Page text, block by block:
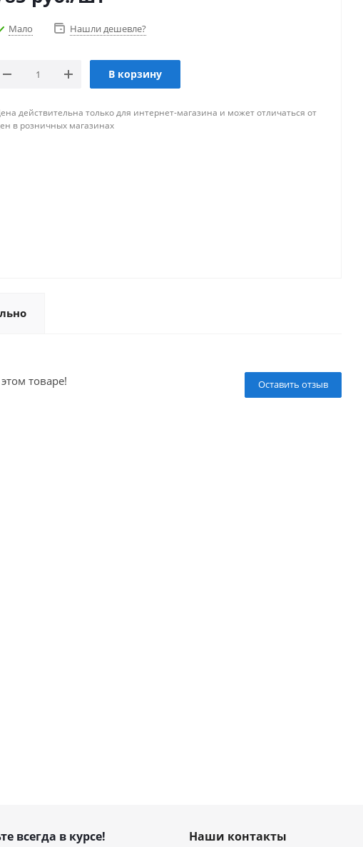
Мало Нашли дешевле?
В корзину
действительна только для интернет-магазина и может отличаться от
в розничных магазинах
Оставить отзыв
товаре!
всегда в курсе! Наши контакты